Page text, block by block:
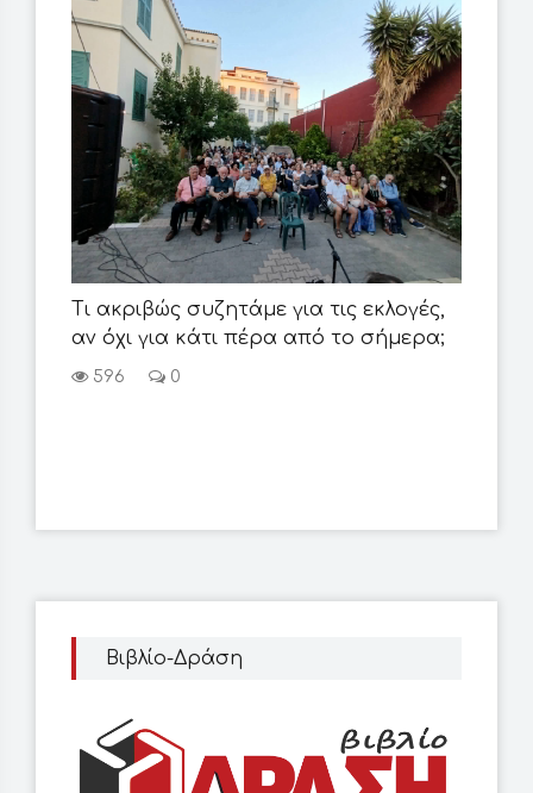
Τι ακριβώς συζητάμε για τις εκλογές,
αν όχι για κάτι πέρα από το σήμερα;
596 0
Βιβλίο-Δράση